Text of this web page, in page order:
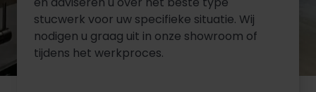
stucwerk voor uw specifieke situatie. Wij
nodigen u graag uit in onze showroom of
tijdens het werkproces.